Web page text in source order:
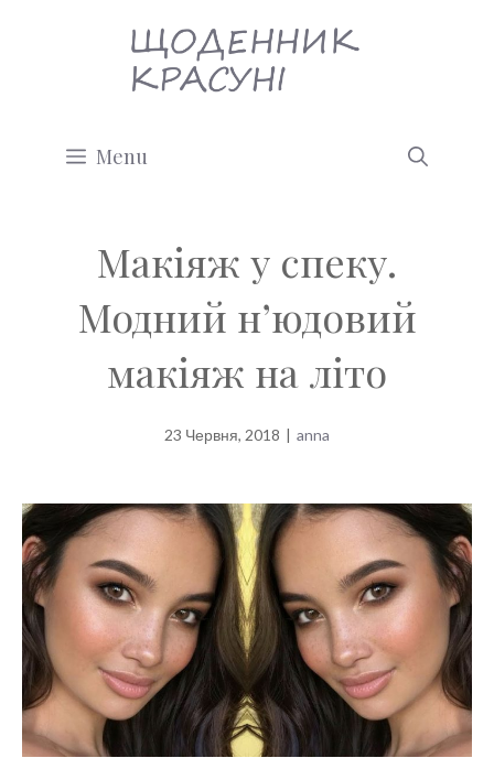
Menu
Макіяж у спеку.
Модний н’юдовий
макіяж на літо
23 Червня, 2018 | anna